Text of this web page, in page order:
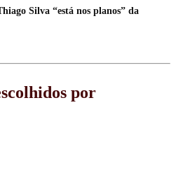
Silva “está nos planos” da
por